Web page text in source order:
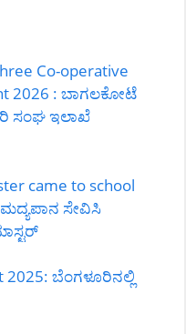
Co-operative
2026 : ಬಾಗಲಕೋಟೆ
ಸಂಘ ಇಲಾಖೆ
came to school
ಸೇವಿಸಿ
2025: ಬೆಂಗಳೂರಿನಲ್ಲಿ